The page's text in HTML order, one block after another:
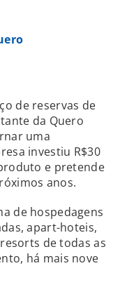
de reservas de
da Quero
uma
investiu R$30
e pretende
anos.
de hospedagens
apart-hoteis,
de todas as
há mais nove